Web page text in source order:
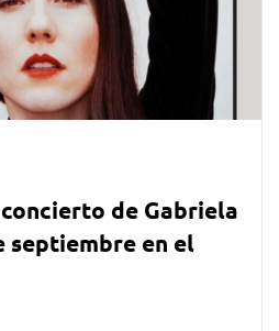
de Gabriela
septiembre en el